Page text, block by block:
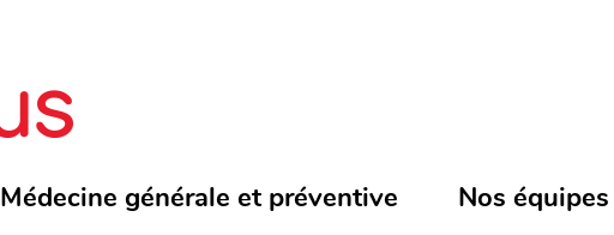
Médecine générale et préventive Nos équipes